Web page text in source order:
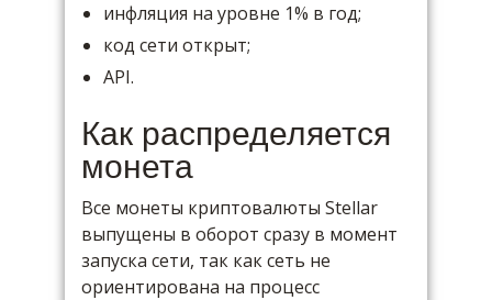
инфляция на уровне 1% в год;
код сети открыт;
API.
Как распределяется
монета
Все монеты криптовалюты Stellar
выпущены в оборот сразу в момент
запуска сети, так как сеть не
ориентирована на процесс